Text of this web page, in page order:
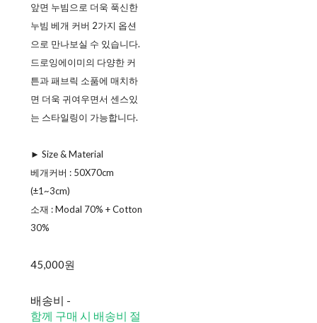
앞면 누빔으로 더욱 푹신한
누빔 베개 커버 2가지 옵션
으로 만나보실 수 있습니다.
드로잉에이미의 다양한 커
튼과 패브릭 소품에 매치하
면 더욱 귀여우면서 센스있
는 스타일링이 가능합니다.
► Size & Material
ㅤ베개커버 : 50X70cm
(±1~3cm)
소재 : Modal 70% + Cotton
30%
45,000원
배송비 -
함께 구매 시 배송비 절